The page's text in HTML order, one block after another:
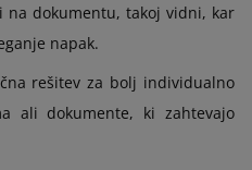
na dokumentu, takoj vidni, kar
napak.
rešitev za bolj individualno
ali dokumente, ki zahtevajo